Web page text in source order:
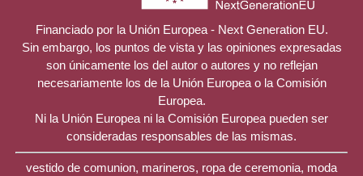
Financiado por la Unión Europea - Next Generation EU.
Sin embargo, los puntos de vista y las opiniones expresadas
son únicamente los del autor o autores y no reflejan
necesariamente los de la Unión Europea o la Comisión
Europea.
Ni la Unión Europea ni la Comisión Europea pueden ser
consideradas responsables de las mismas.
vestido de comunion, marineros, ropa de ceremonia, moda